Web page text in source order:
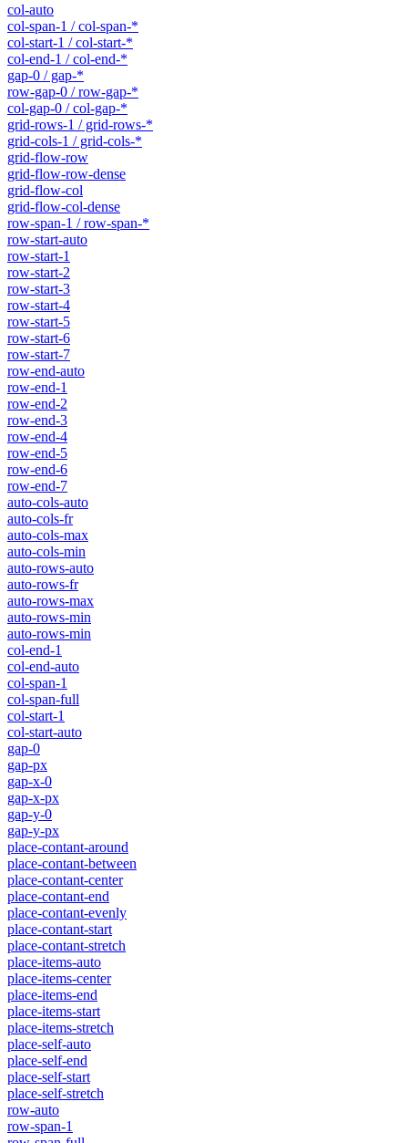
col-auto
col-span-1 / col-span-*
col-start-1 / col-start-*
col-end-1 / col-end-*
gap-0 / gap-*
row-gap-0 / row-gap-*
col-gap-0 / col-gap-*
grid-rows-1 / grid-rows-*
grid-cols-1 / grid-cols-*
grid-flow-row
grid-flow-row-dense
grid-flow-col
grid-flow-col-dense
row-span-1 / row-span-*
row-start-auto
row-start-1
row-start-2
row-start-3
row-start-4
row-start-5
row-start-6
row-start-7
row-end-auto
row-end-1
row-end-2
row-end-3
row-end-4
row-end-5
row-end-6
row-end-7
auto-cols-auto
auto-cols-fr
auto-cols-max
auto-cols-min
auto-rows-auto
auto-rows-fr
auto-rows-max
auto-rows-min
auto-rows-min
col-end-1
col-end-auto
col-span-1
col-span-full
col-start-1
col-start-auto
gap-0
gap-px
gap-x-0
gap-x-px
gap-y-0
gap-y-px
place-contant-around
place-contant-between
place-contant-center
place-contant-end
place-contant-evenly
place-contant-start
place-contant-stretch
place-items-auto
place-items-center
place-items-end
place-items-start
place-items-stretch
place-self-auto
place-self-end
place-self-start
place-self-stretch
row-auto
row-span-1